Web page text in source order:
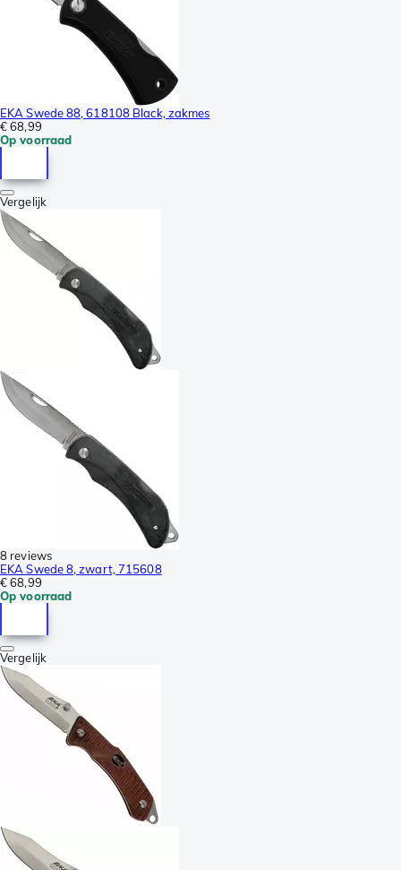
EKA Swede 88, 618108 Black, zakmes
€ 68,99
Op voorraad
Vergelijk
8 reviews
EKA Swede 8, zwart, 715608
€ 68,99
Op voorraad
Vergelijk